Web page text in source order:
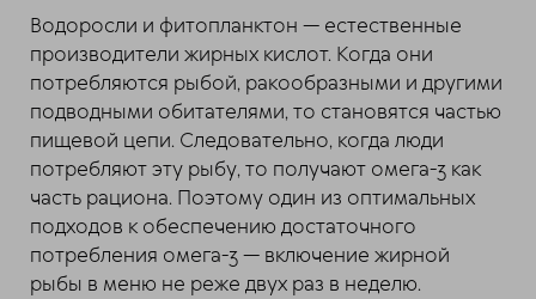
Водоросли и фитопланктон — естественные
производители жирных кислот. Когда они
потребляются рыбой, ракообразными и другими
подводными обитателями, то становятся частью
пищевой цепи. Следовательно, когда люди
потребляют эту рыбу, то получают омега-3 как
часть рациона. Поэтому один из оптимальных
подходов к обеспечению достаточного
потребления омега-3 — включение жирной
рыбы в меню не реже двух раз в неделю.